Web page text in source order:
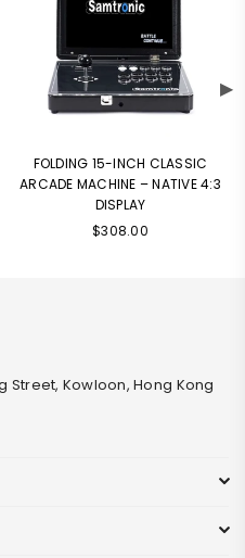
FOLDING 15-INCH CLASSIC
ARCADE MACHINE – NATIVE 4:3
DISPLAY
$308.00
Street, Kowloon, Hong Kong